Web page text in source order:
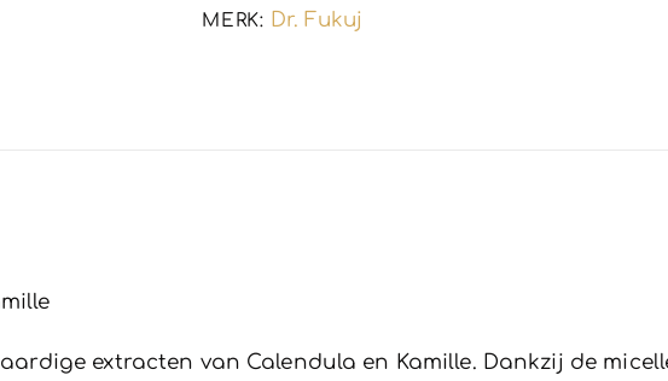
kalmeer
MERK: Dr. Fukuj
extracten van Calendula en Kamille. Dankzij de